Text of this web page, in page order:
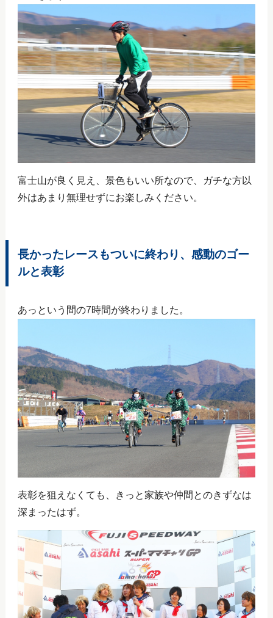
富士山が良く見え、景色もいい所なので、ガチな方以
外はあまり無理せずにお楽しみください。
長かったレースもついに終わり、感動のゴー
ルと表彰
あっという間の7時間が終わりました。
表彰を狙えなくても、きっと家族や仲間とのきずなは
深まったはず。